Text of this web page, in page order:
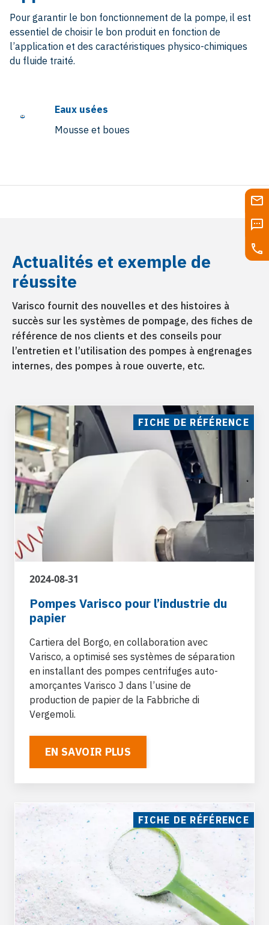
Pour garantir le bon fonctionnement de la pompe, il est
essentiel de choisir le bon produit en fonction de
l’application et des caractéristiques physico-chimiques
du fluide traité.
Eaux usées
Mousse et boues
peuvent être utilisées dans le cycle de
recyclage du PET pour traiter les liquides de
lavage des déchets plastiques à recycler
Actualités et exemple de
réussite
Varisco fournit des nouvelles et des histoires à
succès sur les systèmes de pompage, des fiches de
référence de nos clients et des conseils pour
l’entretien et l’utilisation des pompes à engrenages
internes, des pompes à roue ouverte, etc.
2024-08-31
FICHE DE RÉFÉRENCE
Pompes Varisco pour l’industrie du
papier
Cartiera del Borgo, en collaboration avec
Varisco, a optimisé ses systèmes de séparation
en installant des pompes centrifuges auto-
amorçantes Varisco J dans l’usine de
production de papier de la Fabbriche di
Vergemoli.
EN SAVOIR PLUS
FICHE DE RÉFÉRENCE